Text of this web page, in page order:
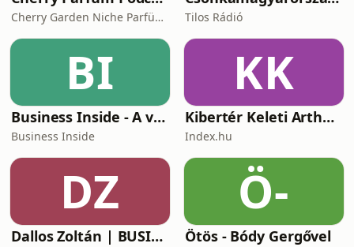
Cherry Garden Niche Parfüméria Tilos Rádió
BI
Business Inside - A vállalkozók pszichológiája
Business Inside
KK
Kibertér Keleti Arthurral
Index.hu
DZ
Dallos Zoltán | BUSINESS
Ö-
Ötös - Bódy Gergővel